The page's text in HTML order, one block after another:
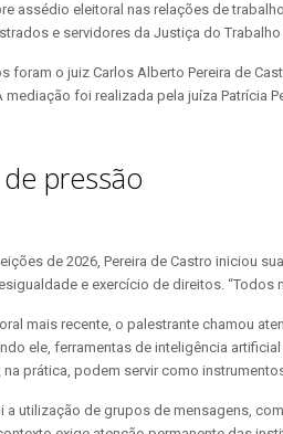
assédio eleitoral nas relações de
e servidores da Justiça do
foram o juiz Carlos Alberto Pereira de
mediação foi realizada pela juíza Patrícia
pressão
de 2026, Pereira de Castro iniciou
e exercício de direitos.
mais recente, o palestrante chamou
ele, ferramentas de inteligência
na prática, podem servir como
utilização de grupos de mensagens,